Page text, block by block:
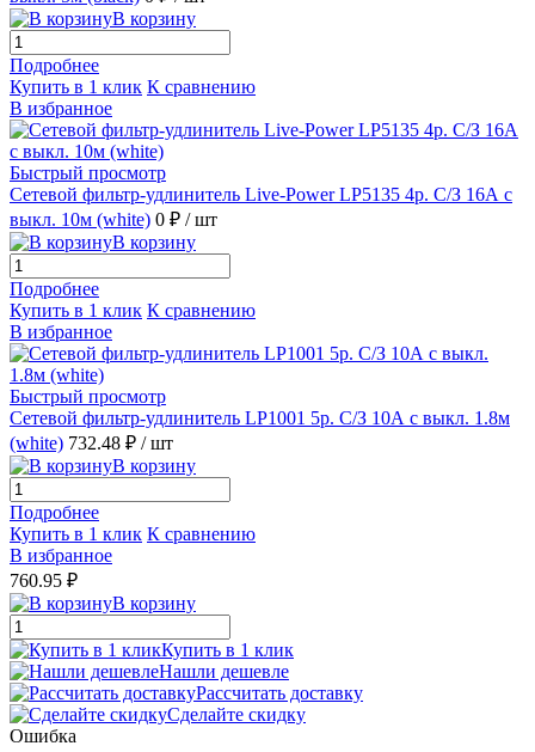
В корзину
Подробнее
Купить в 1 клик К сравнению
В избранное
Быстрый просмотр
Сетевой фильтр-удлинитель Live-Power LP5135 4р. С/З 16А с
выкл. 10м (white) 0 ₽ / шт
В корзину
Подробнее
Купить в 1 клик К сравнению
В избранное
Быстрый просмотр
Сетевой фильтр-удлинитель LP1001 5р. С/З 10А с выкл. 1.8м
(white) 732.48 ₽ / шт
В корзину
Подробнее
Купить в 1 клик К сравнению
В избранное
760.95 ₽
В корзину
Купить в 1 клик
Нашли дешевле
Рассчитать доставку
Сделайте скидку
Ошибка